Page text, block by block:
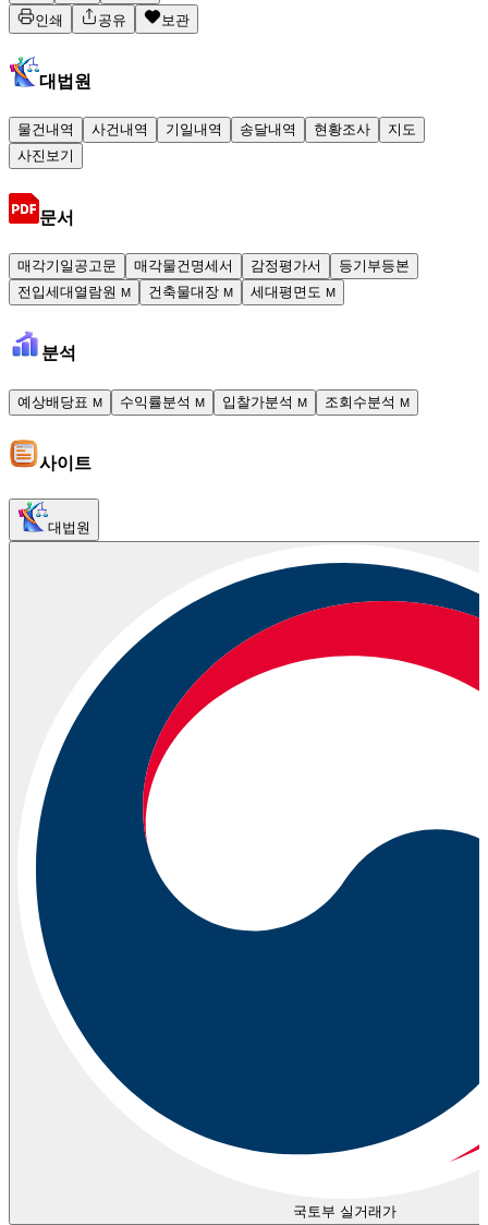
인쇄
공유 보관
대법원
물건내역 사건내역 기일내역 송달내역 현황조사
지도
사진보기
문서
매각기일공고문 매각물건명세서 감정평가서
등기부등본
전입세대열람원 M 건축물대장 M 세대평면도 M
분석
예상배당표 M 수익률분석 M 입찰가분석 M 조회수분석 M
사이트
대법원
국토부 실거래가